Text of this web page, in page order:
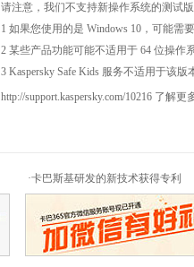
请注意，我们不支持新操作系统的测试
1 如果您使用的是 Windows 10，可能需
2 某些产品功能可能不适用于 64 位操作
3 Kaspersky Safe Kids 服务不适用于该
http://support.kaspersky.com/10216 了解更
·卡巴斯基研发的新技术获得专利